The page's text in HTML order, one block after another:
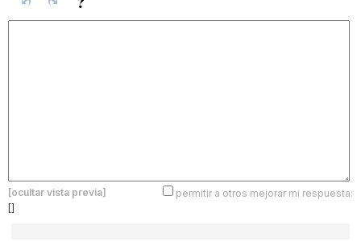
[ocultar vista previa]
permitir a otros mejorar mi respuesta:
[]